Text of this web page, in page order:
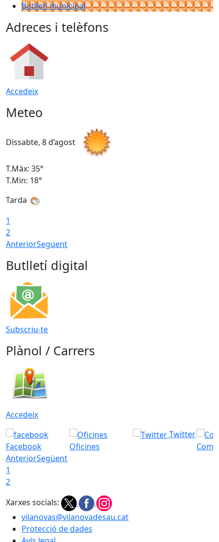
Butlletí municipal
Adreces i telèfons
Accedeix
Meteo
Dissabte, 8 d’agost
T.Màx: 35°
T.Min: 18°
Tarda
1
2
AnteriorSegüent
Butlletí digital
Subscriu-te
Plànol / Carrers
Accedeix
Facebook Oficines
Twitter
Com
AnteriorSegüent
1
2
Xarxes socials:
vilanovas@vilanovadesau.cat
Protecció de dades